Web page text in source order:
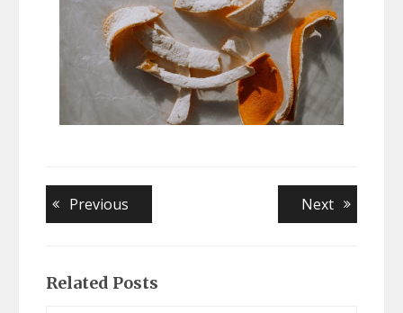
Navegación
de
Previous NextNext
Related Posts